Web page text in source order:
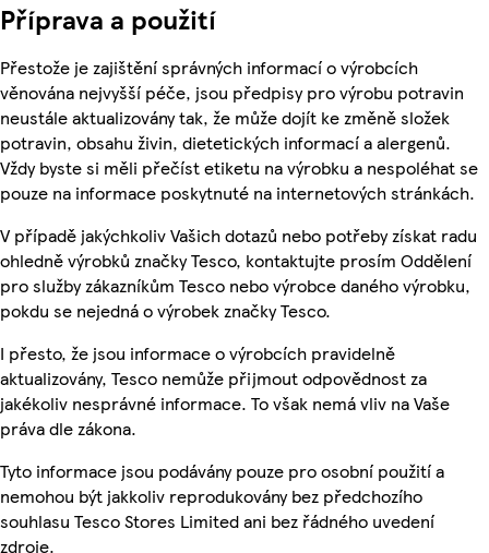
Příprava a použití
Přestože je zajištění správných informací o výrobcích
věnována nejvyšší péče, jsou předpisy pro výrobu potravin
neustále aktualizovány tak, že může dojít ke změně složek
potravin, obsahu živin, dietetických informací a alergenů.
Vždy byste si měli přečíst etiketu na výrobku a nespoléhat se
pouze na informace poskytnuté na internetových stránkách.
V případě jakýchkoliv Vašich dotazů nebo potřeby získat radu
ohledně výrobků značky Tesco, kontaktujte prosím Oddělení
pro služby zákazníkům Tesco nebo výrobce daného výrobku,
pokdu se nejedná o výrobek značky Tesco.
I přesto, že jsou informace o výrobcích pravidelně
aktualizovány, Tesco nemůže přijmout odpovědnost za
jakékoliv nesprávné informace. To však nemá vliv na Vaše
práva dle zákona.
Tyto informace jsou podávány pouze pro osobní použití a
nemohou být jakkoliv reprodukovány bez předchozího
souhlasu Tesco Stores Limited ani bez řádného uvedení
zdroje.